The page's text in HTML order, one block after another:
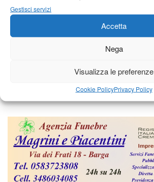
Gestisci servizi
Accetta
Nega
Visualizza le preferenze
Cookie PolicyPrivacy Policy